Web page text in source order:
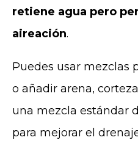
retiene agua pero
aireación.
Puedes usar mezclas
o añadir arena,
una mezcla estándar
para mejorar el